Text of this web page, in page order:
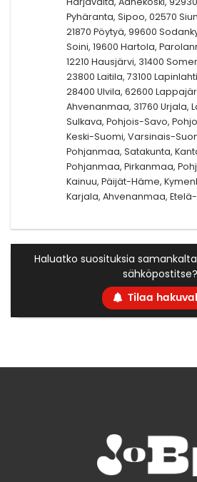
Pyhäranta, Sipoo, 02570
21870 Pöytyä, 99600
Soini, 19600 Hartola,
12210 Hausjärvi, 31400
23800 Laitila, 73100
28400 Ulvila, 62600
Ahvenanmaa, 31760 Urjala,
Sulkava, Pohjois-Savo,
Keski-Suomi, Varsinais-
Pohjanmaa, Satakunta,
Pohjanmaa, Pirkanmaa,
Kainuu, Päijät-Häme,
Karjala, Ahvenanmaa,
Haluatko suosituksia
sähköpostitse?
Tilaa